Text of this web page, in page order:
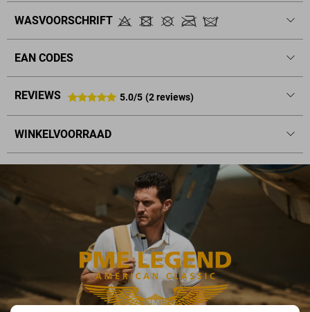
WASVOORSCHRIFT
EAN CODES
REVIEWS 5.0/5 (2 reviews)
WINKELVOORRAAD